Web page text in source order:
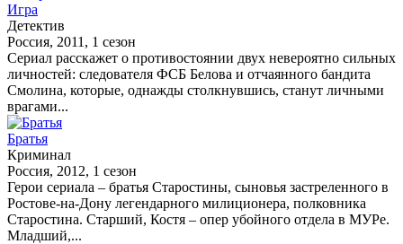
Игра
Детектив
Россия, 2011, 1 сезон
Сериал расскажет о противостоянии двух невероятно сильных
личностей: следователя ФСБ Белова и отчаянного бандита
Смолина, которые, однажды столкнувшись, станут личными
врагами...
Братья
Криминал
Россия, 2012, 1 сезон
Герои сериала – братья Старостины, сыновья застреленного в
Ростове-на-Дону легендарного милиционера, полковника
Старостина. Старший, Костя – опер убойного отдела в МУРе.
Младший,...